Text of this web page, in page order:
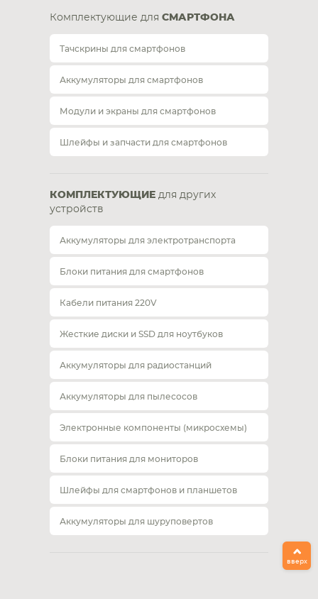
Комплектующие для СМАРТФОНА
Тачскрины для смартфонов
Аккумуляторы для смартфонов
Модули и экраны для смартфонов
Шлейфы и запчасти для смартфонов
КОМПЛЕКТУЮЩИЕ для других
устройств
Аккумуляторы для электротранспорта
Блоки питания для смартфонов
Кабели питания 220V
Жесткие диски и SSD для ноутбуков
Аккумуляторы для радиостанций
Аккумуляторы для пылесосов
Электронные компоненты (микросхемы)
Блоки питания для мониторов
Шлейфы для смартфонов и планшетов
Аккумуляторы для шуруповертов
вверх